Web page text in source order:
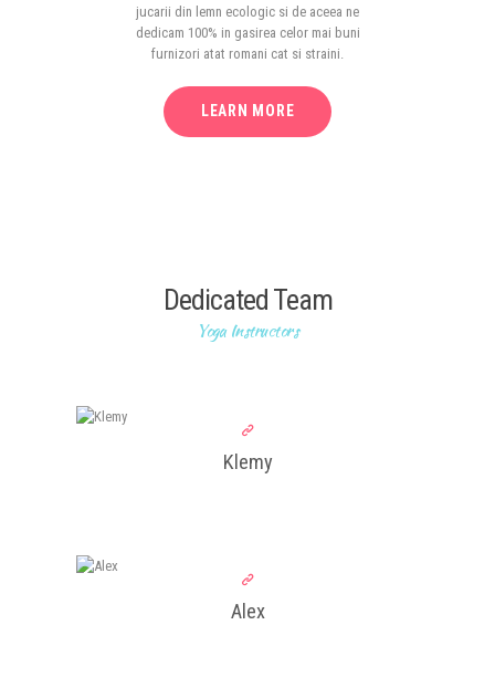
jucarii din lemn ecologic si de aceea ne
dedicam 100% in gasirea celor mai buni
furnizori atat romani cat si straini.
LEARN MORE
Dedicated Team
Yoga Instructors
Klemy
Alex